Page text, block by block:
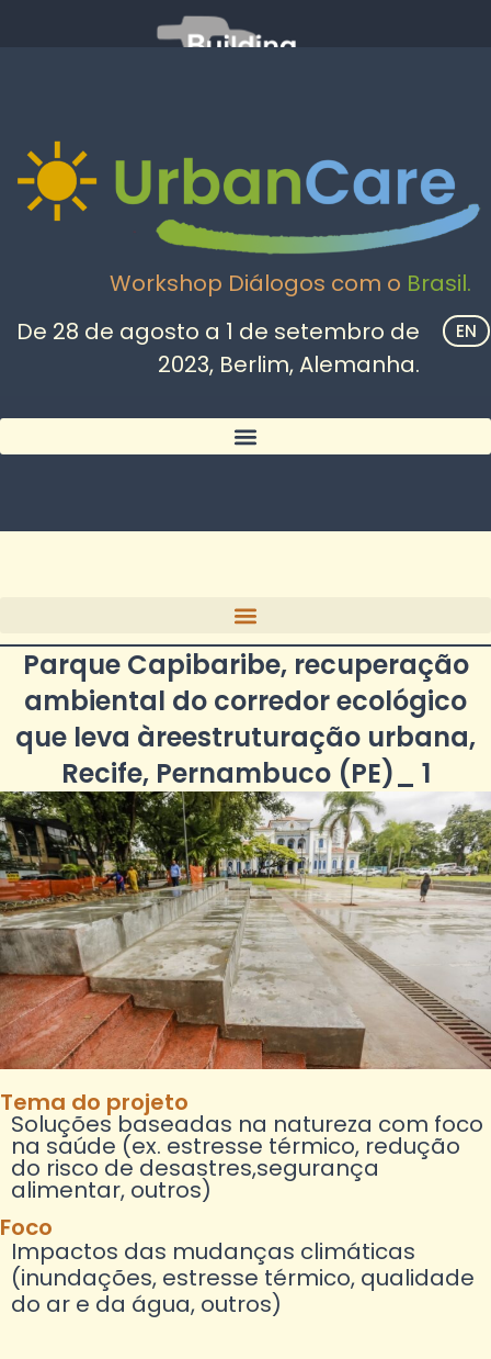
Workshop Diálogos com o Brasil.
De 28 de agosto a 1 de setembro de
2023, Berlim, Alemanha.
EN
Parque Capibaribe, recuperação
ambiental do corredor ecológico
que leva àreestruturação urbana,
Recife, Pernambuco (PE)_ 1
Tema do projeto
Soluções baseadas na natureza com foco
na saúde (ex. estresse térmico, redução
do risco de desastres,segurança
alimentar, outros)
Foco
Impactos das mudanças climáticas
(inundações, estresse térmico, qualidade
do ar e da água, outros)